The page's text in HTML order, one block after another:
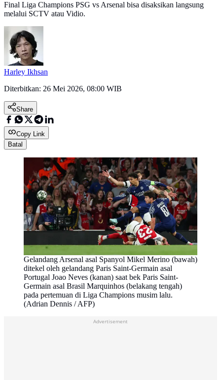
Final Liga Champions PSG vs Arsenal bisa disaksikan langsung
melalui SCTV atau Vidio.
Harley Ikhsan
Diterbitkan: 26 Mei 2026, 08:00 WIB
Share
Copy Link
Batal
Gelandang Arsenal asal Spanyol Mikel Merino (bawah)
ditekel oleh gelandang Paris Saint-Germain asal
Portugal Joao Neves (kanan) saat bek Paris Saint-
Germain asal Brasil Marquinhos (belakang tengah)
pada pertemuan di Liga Champions musim lalu.
(Adrian Dennis / AFP)
Advertisement